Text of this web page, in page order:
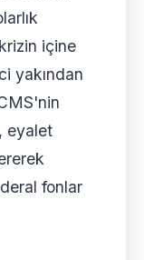
içine
yakından
eyalet
fonlar